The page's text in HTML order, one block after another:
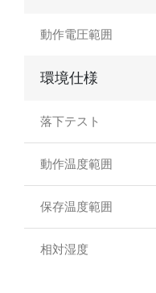
動作電圧範囲
環境仕様
落下テスト
動作温度範囲
保存温度範囲
相対湿度